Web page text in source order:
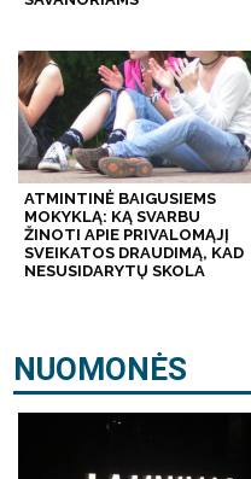
ATMINTINĖ BAIGUSIEMS
MOKYKLĄ: KĄ SVARBU
ŽINOTI APIE PRIVALOMĄJĮ
SVEIKATOS DRAUDIMĄ, KAD
NESUSIDARYTŲ SKOLA
NUOMONĖS